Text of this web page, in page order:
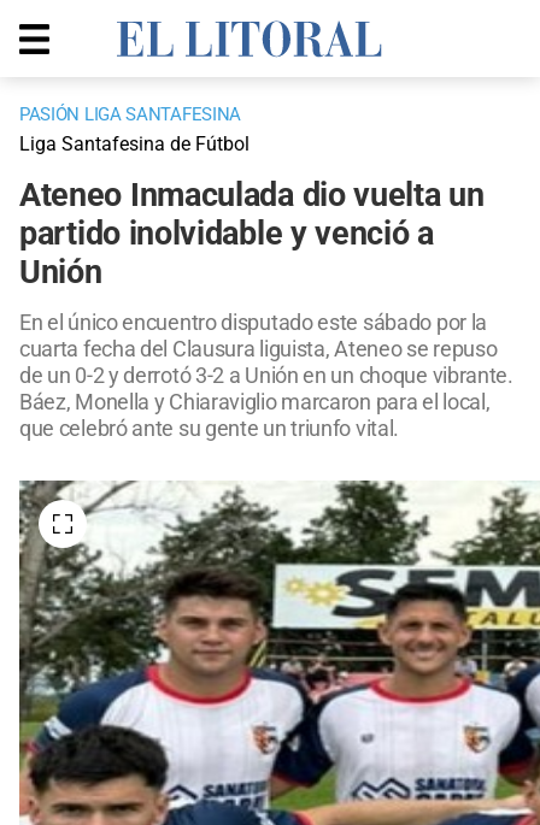
PASIÓN LIGA SANTAFESINA
Liga Santafesina de Fútbol
Ateneo Inmaculada dio vuelta un
partido inolvidable y venció a
Unión
En el único encuentro disputado este sábado por la
cuarta fecha del Clausura liguista, Ateneo se repuso
de un 0-2 y derrotó 3-2 a Unión en un choque vibrante.
Báez, Monella y Chiaraviglio marcaron para el local,
que celebró ante su gente un triunfo vital.